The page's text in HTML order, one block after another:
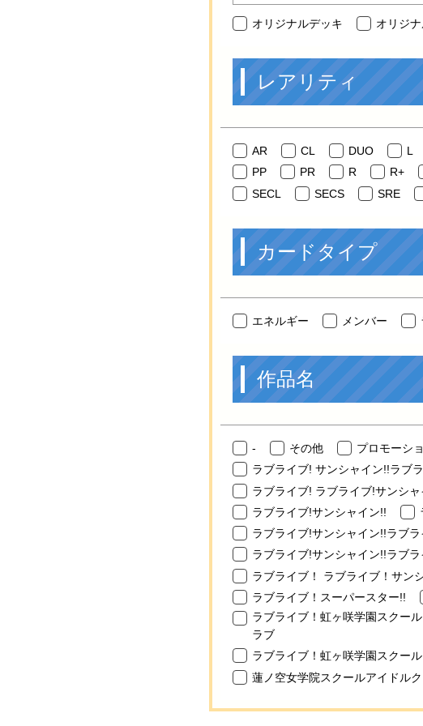
オリジナルデッキ オリジ
レアリティ
AR CL DUO L
PP
PR R R+
SECL
SECS SRE
カードタイプ
エネルギー メンバー
作品名
- その他 プロモーシ
ラブライブ! サンシャイン!!ラブ
ラブライブ! ラブライブ!サンシ
ラブライブ!サンシャイン!!
ラブライブ!サンシャイン!!ラブ
ラブライブ!サンシャイン!!ラブ
ラブライブ！ ラブライブ！サン
ラブライブ！スーパースター!!
ラブライブ！虹ヶ咲学園スクー
ラブ
ラブライブ！虹ヶ咲学園スクー
蓮ノ空女学院スクールアイドル